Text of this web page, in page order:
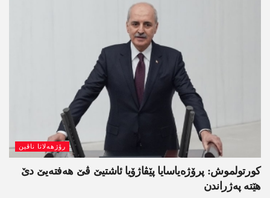
رۆژھەلاتا ناڤین
کورتولموش: پرۆژەیاسایا پێڤاژۆیا ئاشتیێ ڤێ ھەفتەیێ دێ
هێتە پەژراندن